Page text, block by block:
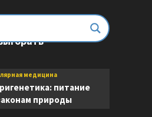
медицина
питание
природы